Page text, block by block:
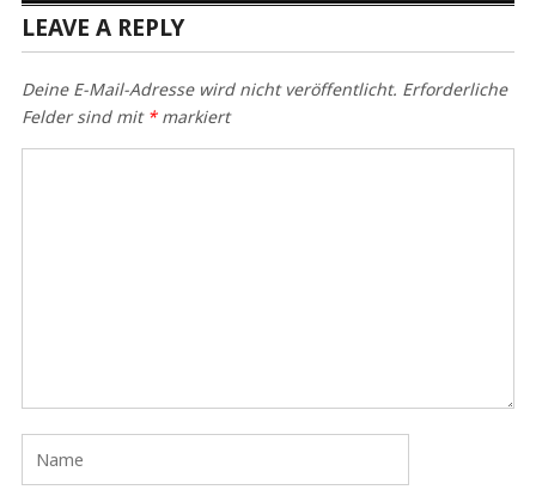
LEAVE A REPLY
Deine E-Mail-Adresse wird nicht veröffentlicht. Erforderliche
Felder sind mit *markiert